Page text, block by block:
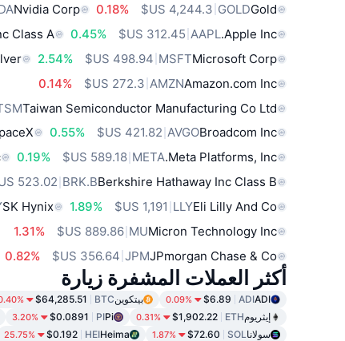
Gold
GOLD
0.18%
Nvidia Corp
Apple Inc.
AAPL
0.45%
Class A
Microsoft Corp
MSFT
2.54%
Amazon.com Inc
AMZN
0.14%
Taiwan Semiconductor Manufacturing Co Ltd
Broadcom Inc
AVGO
0.55%
Meta Platforms, Inc.
META
‏589.18 US$
0.19%
Berkshire Hathaway Inc Class B
BRK.B
Eli Lilly And Co
LLY
1.89%
SK Hynix
Micron Technology Inc
MU
‏889.86 US$
1.31%
JPmorgan Chase & Co
JPM
0.82%
أكثر العملات المشفرة زيارة
ADI
ADI
$6.89
0.09% بيتكوينBTC
$64,285.51
إيثريومETH
$1,902.22
0.31%
Pi
PI
$0.0891
3.20%
سولانا SOL
$72.60
1.87%
Heima
HEI
$0.192
25.75%